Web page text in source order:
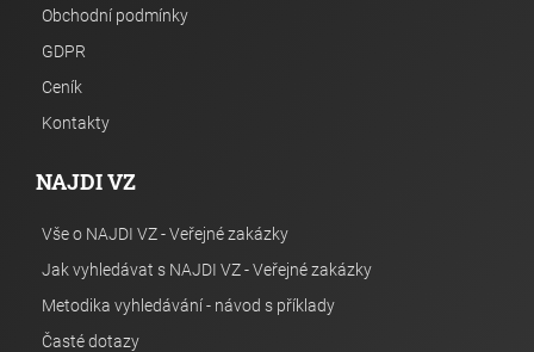
Obchodní podmínky
GDPR
Ceník
Kontakty
NAJDI VZ
Vše o NAJDI VZ - Veřejné zakázky
Jak vyhledávat s NAJDI VZ - Veřejné zakázky
Metodika vyhledávání - návod s příklady
Časté dotazy